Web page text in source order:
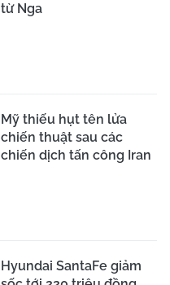
từ Nga
Mỹ thiếu hụt tên lửa
chiến thuật sau các
chiến dịch tấn công Iran
Hyundai SantaFe giảm